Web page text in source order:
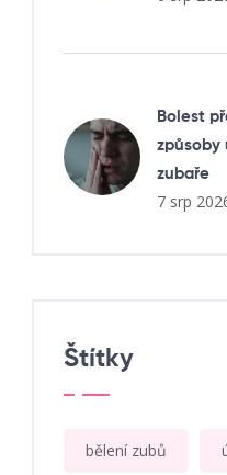
Bolest
způsoby
zubaře
7 srp
Štítky
bělení zubů